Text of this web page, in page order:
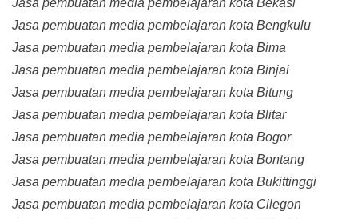
Jasa pembuatan media pembelajaran kota Bekasi
Jasa pembuatan media pembelajaran kota Bengkulu
Jasa pembuatan media pembelajaran kota Bima
Jasa pembuatan media pembelajaran kota Binjai
Jasa pembuatan media pembelajaran kota Bitung
Jasa pembuatan media pembelajaran kota Blitar
Jasa pembuatan media pembelajaran kota Bogor
Jasa pembuatan media pembelajaran kota Bontang
Jasa pembuatan media pembelajaran kota Bukittinggi
Jasa pembuatan media pembelajaran kota Cilegon